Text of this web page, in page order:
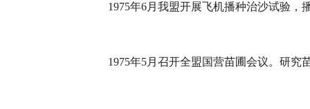
1975年6月我盟开展飞机播种治沙试验，
1975年5月召开全盟国营苗圃会议。研究